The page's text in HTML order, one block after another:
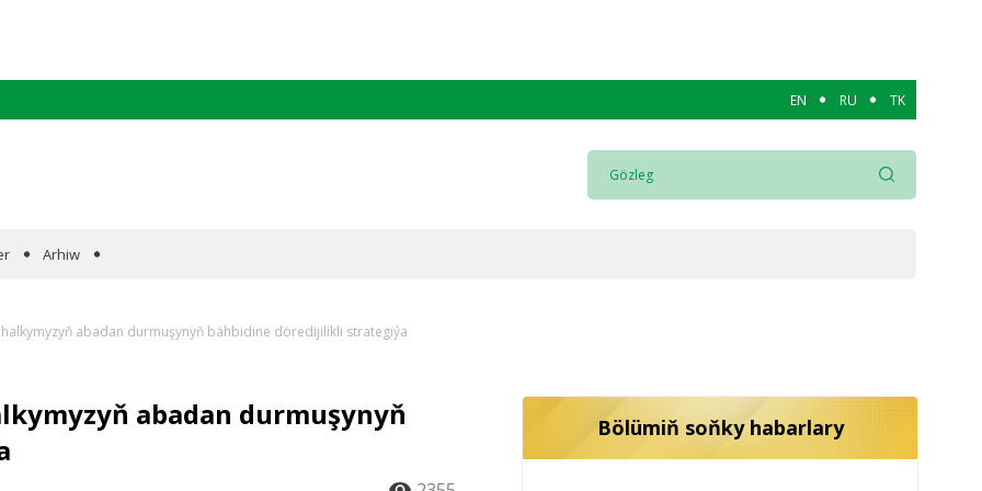
EN RU TK
Arhiw
abadan durmuşynyň bähbidine döredijilikli strategiýa
abadan durmuşynyň
Bölümiň soňky habarlary